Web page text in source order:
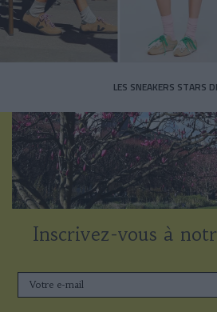
LES SNEAKERS STARS
Inscrivez-vous à